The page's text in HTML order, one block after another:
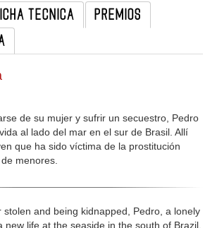
INDIGENA Y COMUNITARIO
TECNICA
PREMIOS
de su mujer y sufrir un secuestro, Pedro
al lado del mar en el sur de Brasil. Allí
que ha sido víctima de la prostitución
menores.
stolen and being kidnapped, Pedro, a lonely
new life at the seaside in the south of Brazil.